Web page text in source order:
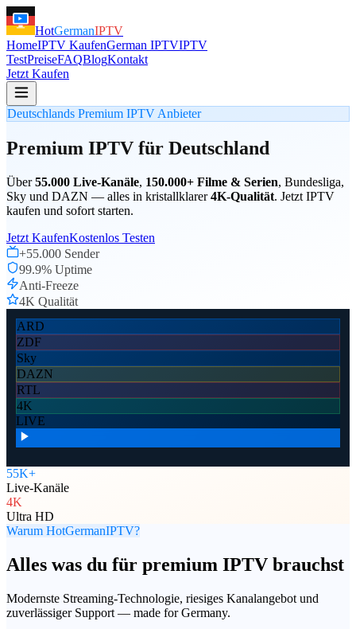
HotGermanIPTV
HomeIPTV KaufenGerman IPTVIPTV
TestPreiseFAQBlogKontakt
Jetzt Kaufen
Deutschlands Premium IPTV Anbieter
Premium IPTV für Deutschland
Über55.000 Live-Kanäle, 150.000+ Filme & Serien, Bundesliga,
Sky und DAZN — alles in kristallklarer4K-Qualität. Jetzt IPTV
kaufen und sofort starten.
Jetzt KaufenKostenlos Testen
+55.000 Sender
99.9% Uptime
Anti-Freeze
4K Qualität
ARD
ZDF
Sky
DAZN
RTL
4K
LIVE
55K+
Live-Kanäle
4K
Ultra HD
Warum HotGermanIPTV?
Alles was du für premium IPTV brauchst
Modernste Streaming-Technologie, riesiges Kanalangebot und
zuverlässiger Support — made for Germany.